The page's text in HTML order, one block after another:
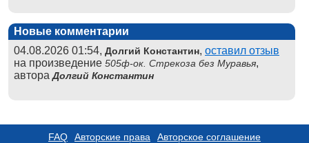
Новые комментарии
04.08.2026 01:54, Долгий Константин, оставил отзыв
на произведение 505ф-ок. Стрекоза без Муравья,
автораДолгий Константин
FAQ Авторские права
Авторское соглашение